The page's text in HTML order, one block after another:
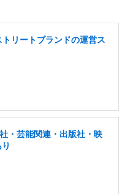
トリートブランドの運営ス
・芸能関連・出版社・映